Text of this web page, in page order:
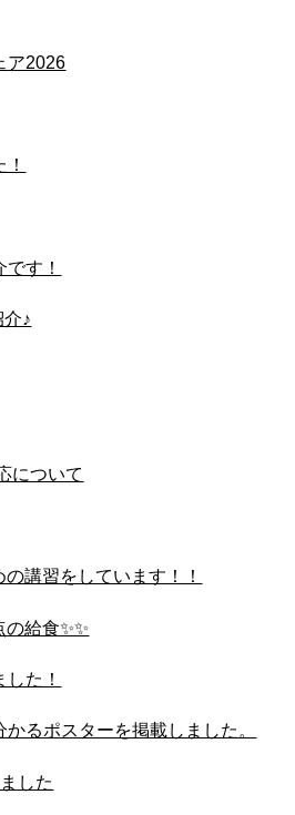
ア2026
す！
♪
について
講習をしています！！
給食✨✨
た！
かるポスターを掲載しました。
した